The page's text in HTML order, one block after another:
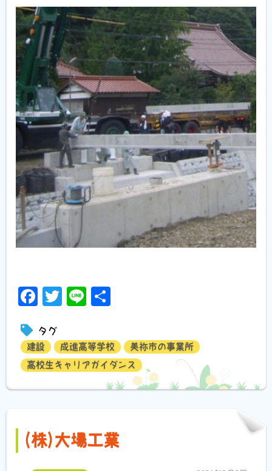
Facebook
Twitter
Line
タグ
建設 成進高等学校
美祢市の事業所
高校生キャリアガイダンス
(株)大場工業